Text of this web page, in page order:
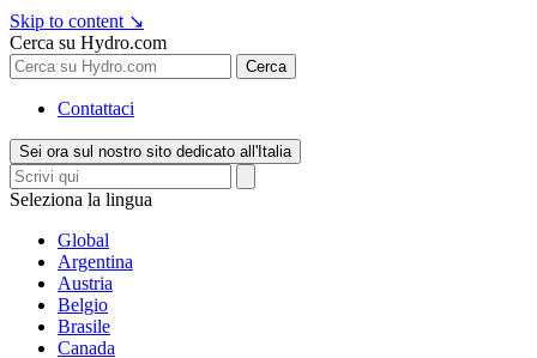
Skip to content ↘
Cerca su Hydro.com
Cerca
Contattaci
Sei ora sul nostro sito dedicato all'Italia
Seleziona la lingua
Global
Argentina
Austria
Belgio
Brasile
Canada